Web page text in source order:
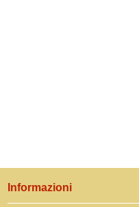
Informazioni